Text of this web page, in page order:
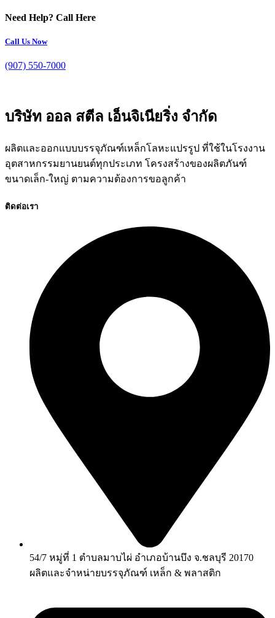
Need Help? Call Here
Call Us Now
(907) 550-7000
บริษัท ออล สตีล เอ็นจิเนียริ่ง จำกัด
ผลิตและออกแบบบรรจุภัณฑ์เหล็กโลหะแปรรูป ที่ใช้ในโรงงาน
อุตสาหกรรมยานยนต์ทุกประเภท โครงสร้างของผลิตภันฑ์
ขนาดเล็ก-ใหญ่ ตามความต้องการขอลูกค้า
ติดต่อเรา
54/7 หมู่ที่ 1 ตำบลมาบไผ่ อำเภอบ้านบึง จ.ชลบุรี 20170
ผลิตและจำหน่ายบรรจุภัณฑ์ เหล็ก & พลาสติก